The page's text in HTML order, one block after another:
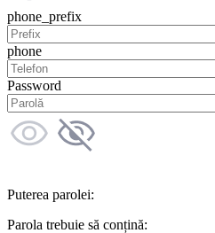
phone_prefix
phone
Password
Puterea parolei:
Parola trebuie să conțină: